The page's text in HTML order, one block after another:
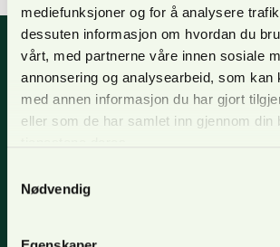
mediefunksjoner og for å analysere
dessuten informasjon om hvordan du
vårt, med partnerne våre innen sosiale
annonsering og analysearbeid, som kan
med annen informasjon du har gjort
eller som de har samlet inn gjennom din
Nødvendig
Nyhetsbrev
Meld deg på